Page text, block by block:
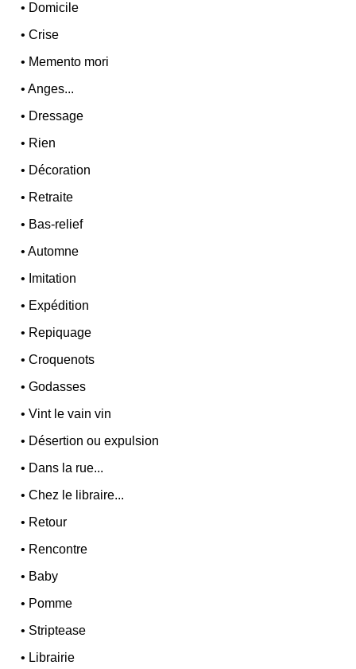
• Domicile
•Crise
• Memento mori
•Anges...
• Dressage
• Rien
• Décoration
• Retraite
• Bas-relief
•Automne
• Imitation
• Expédition
• Repiquage
•Croquenots
•Godasses
•Vint le vain vin
• Désertion ou expulsion
• Dans la rue...
•Chez le libraire...
• Retour
• Rencontre
• Baby
• Pomme
• Striptease
• Librairie